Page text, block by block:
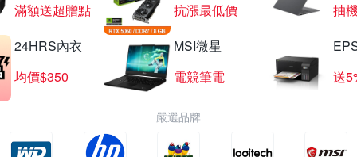
滿額送超贈點
抗漲最低價
抽
24HRS內衣
均價$350
MSI微星
電競筆電
送
嚴選品牌